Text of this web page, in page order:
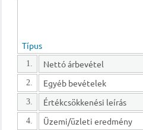
Típus
1. Nettó árbevétel
2. Egyéb bevételek
3. Értékcsökkenési leírás
4. Üzemi/üzleti eredmény